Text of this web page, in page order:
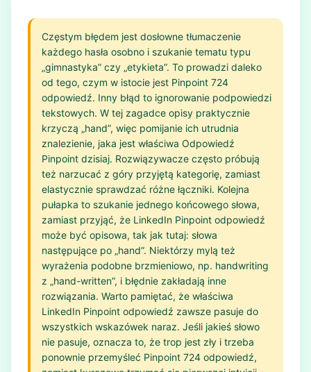
Częstym błędem jest dosłowne tłumaczenie
każdego hasła osobno i szukanie tematu typu
„gimnastyka” czy „etykieta”. To prowadzi daleko
od tego, czym w istocie jest Pinpoint 724
odpowiedź. Inny błąd to ignorowanie podpowiedzi
tekstowych. W tej zagadce opisy praktycznie
krzyczą „hand”, więc pomijanie ich utrudnia
znalezienie, jaka jest właściwa Odpowiedź
Pinpoint dzisiaj. Rozwiązywacze często próbują
też narzucać z góry przyjętą kategorię, zamiast
elastycznie sprawdzać różne łączniki. Kolejna
pułapka to szukanie jednego końcowego słowa,
zamiast przyjąć, że LinkedIn Pinpoint odpowiedź
może być opisowa, tak jak tutaj: słowa
następujące po „hand”. Niektórzy mylą też
wyrażenia podobne brzmieniowo, np. handwriting
z „hand-written”, i błędnie zakładają inne
rozwiązania. Warto pamiętać, że właściwa
LinkedIn Pinpoint odpowiedź zawsze pasuje do
wszystkich wskazówek naraz. Jeśli jakieś słowo
nie pasuje, oznacza to, że trop jest zły i trzeba
ponownie przemyśleć Pinpoint 724 odpowiedź,